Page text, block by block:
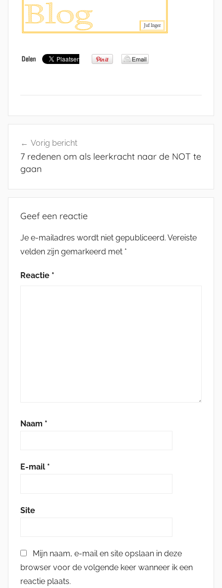
navigatie
Vorig bericht
7 redenen om als leerkracht naar de NOT te
gaan
Geef een reactie
Je e-mailadres wordt niet gepubliceerd. Vereiste
velden zijn gemarkeerd met *
Reactie *
Naam *
E-mail *
Site
Mijn naam, e-mail en site opslaan in deze
browser voor de volgende keer wanneer ik een
reactie plaats.